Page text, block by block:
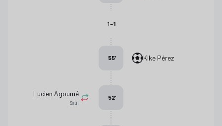
1-1
Kike Pérez
55’
Lucien Agoumé
Saúl
52’